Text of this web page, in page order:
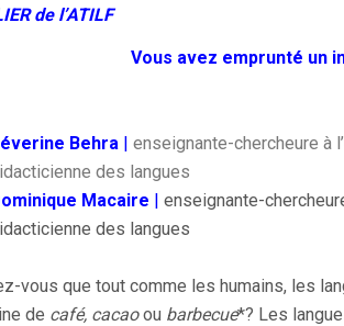
de l’ATILF
Vous avez emprunté un
Behra | enseignante-chercheure à
des langues
Macaire | enseignante-
des langues
vous que tout comme les humains, les
de café, cacaoou barbecue*? Les